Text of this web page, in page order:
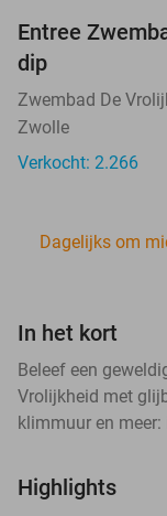
Entree
dip
Zwembad De
Zwolle
Verkocht: 2.266
Dagelijks om
In het kort
Beleef een
Vrolijkheid met
klimmuur en
Highlights